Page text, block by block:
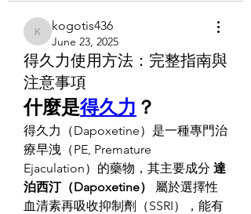
kogotis436
kogotis436
June 23, 2025
得久力使用方法：完整指南與
注意事項
什麼是得久力 ？
得久力（Dapoxetine）是一種專門治
療早洩（PE, Premature
Ejaculation）的藥物，其主要成分 達
泊西汀（Dapoxetine）
屬於選擇性
血清素再吸收抑制劑（SSRI），能有